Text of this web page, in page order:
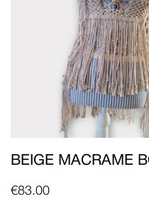
BEIGE MACRAME
€83.00